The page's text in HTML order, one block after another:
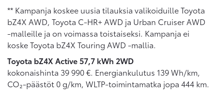
** Kampanja koskee uusia tilauksia valikoiduille Toyota
bZ4X AWD, Toyota C-HR+ AWD ja Urban Cruiser AWD
-malleille ja on voimassa toistaiseksi. Kampanja ei
koske Toyota bZ4X Touring AWD -mallia.
Toyota bZ4X Active 57,7 kWh 2WD
kokonaishinta 39 990 €. Energiankulutus 139 Wh/km,
CO₂-päästöt 0 g/km, WLTP-toimintamatka jopa 444 km.